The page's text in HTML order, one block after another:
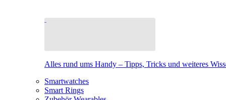
Alles rund ums Handy – Tipps, Tricks und weiteres
Smartwatches
Smart Rings